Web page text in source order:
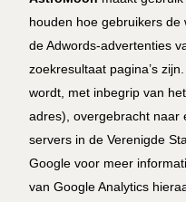
houden hoe gebruikers
de Adwords-advertenties
zoekresultaat pagina’s
wordt, met inbegrip van
adres), overgebracht naar
servers in de Verenigde
Google voor meer
van Google Analytics